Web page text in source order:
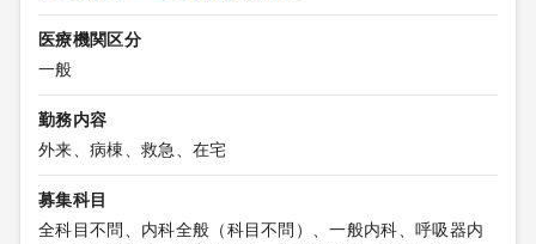
医療機関区分
一般
勤務内容
外来、病棟、救急、在宅
募集科目
全科目不問、内科全般（科目不問）、一般内科、呼吸器内